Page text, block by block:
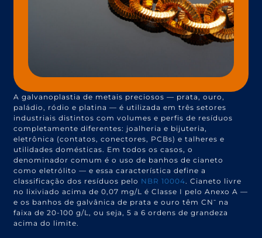
A galvanoplastia de metais preciosos — prata, ouro,
paládio, ródio e platina — é utilizada em três setores
industriais distintos com volumes e perfis de resíduos
completamente diferentes: joalheria e bijuteria,
eletrônica (contatos, conectores, PCBs) e talheres e
utilidades domésticas. Em todos os casos, o
denominador comum é o uso de banhos de cianeto
como eletrólito — e essa característica define a
classificação dos resíduos pelo NBR 10004. Cianeto livre
no lixiviado acima de 0,07 mg/L é Classe I pelo Anexo A —
e os banhos de galvânica de prata e ouro têm CN⁻ na
faixa de 20-100 g/L, ou seja, 5 a 6 ordens de grandeza
acima do limite.